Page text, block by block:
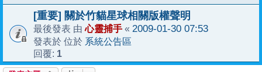
[重要] 關於竹貓星球相關版權聲明
最後發表 由心靈捕手 « 2009-01-30 07:53
發表於 位於 系統公告區
回覆: 1